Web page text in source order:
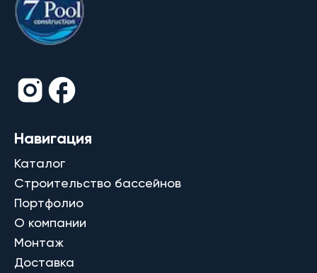
Навигация
Каталог
Строительство бассейнов
Портфолио
О компании
Монтаж
Доставка